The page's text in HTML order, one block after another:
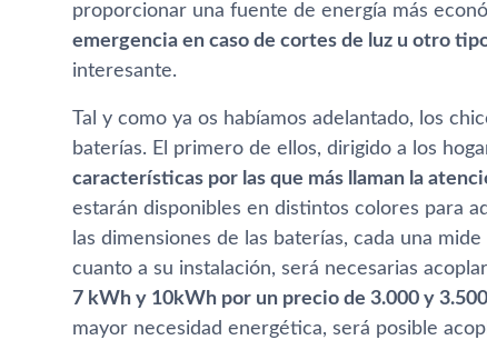
proporcionar una fuente de energí­a más
emergencia en caso de cortes de luz u otro
interesante.
Tal y como ya os habí­amos adelantado, los
baterí­as. El primero de ellos, dirigido a los
caracterí­sticas por las que más llaman la
estarán disponibles en distintos colores para
las dimensiones de las baterí­as, cada una
cuanto a su instalación, será necesarias
7 kWh y 10kWh por un precio de 3.000 y
mayor necesidad energética, será posible